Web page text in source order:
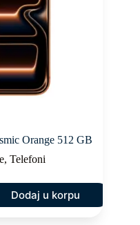
Orange 512 GB
, Telefoni
Dodaj u korpu